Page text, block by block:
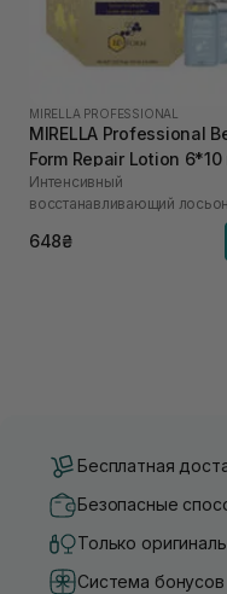
MIRELLA PROFESSIONAL
MIRELLA Professional
Form Repair Lotion
Интенсивный
восстанавливающий лосьон
648₴
Бесплатная
Безопасные
Только
Система